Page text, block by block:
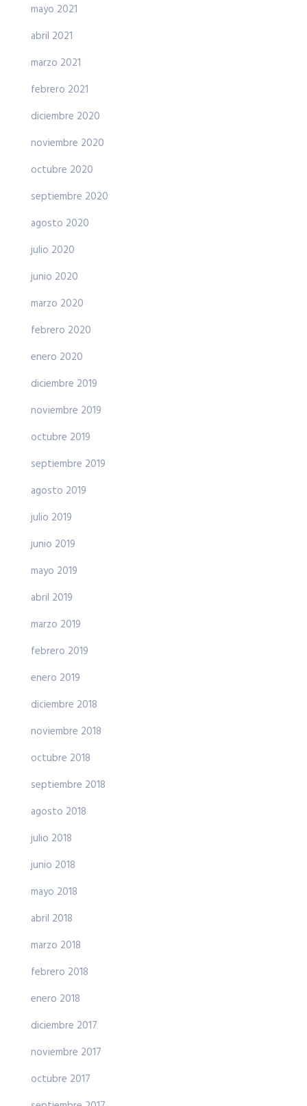
mayo 2021
abril 2021
marzo 2021
febrero 2021
diciembre 2020
noviembre 2020
octubre 2020
septiembre 2020
agosto 2020
julio 2020
junio 2020
marzo 2020
febrero 2020
enero 2020
diciembre 2019
noviembre 2019
octubre 2019
septiembre 2019
agosto 2019
julio 2019
junio 2019
mayo 2019
abril 2019
marzo 2019
febrero 2019
enero 2019
diciembre 2018
noviembre 2018
octubre 2018
septiembre 2018
agosto 2018
julio 2018
junio 2018
mayo 2018
abril 2018
marzo 2018
febrero 2018
enero 2018
diciembre 2017
noviembre 2017
octubre 2017